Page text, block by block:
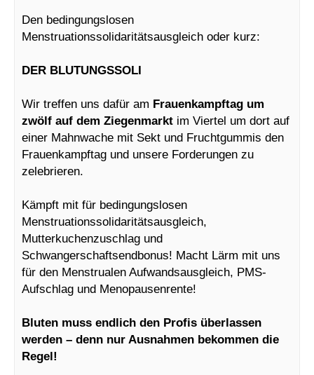
Den bedingungslosen
Menstruationssolidaritätsausgleich oder kurz:
DER BLUTUNGSSOLI
Wir treffen uns dafür am Frauenkampftag um
zwölf auf dem Ziegenmarkt im Viertel um dort auf
einer Mahnwache mit Sekt und Fruchtgummis den
Frauenkampftag und unsere Forderungen zu
zelebrieren.
Kämpft mit für bedingungslosen
Menstruationssolidaritätsausgleich,
Mutterkuchenzuschlag und
Schwangerschaftsendbonus! Macht Lärm mit uns
für den Menstrualen Aufwandsausgleich, PMS-
Aufschlag und Menopausenrente!
Bluten muss endlich den Profis überlassen
werden – denn nur Ausnahmen bekommen die
Regel!